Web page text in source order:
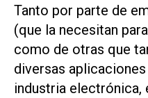
Tanto por parte de
(que la necesitan
como de otras que
diversas aplicaciones
industria electrónica,